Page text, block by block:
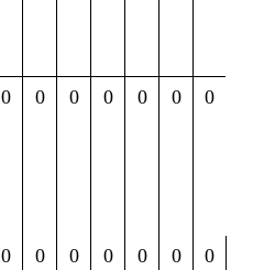
0 0 0 0 0 0 0
0 0 0 0 0 0 0